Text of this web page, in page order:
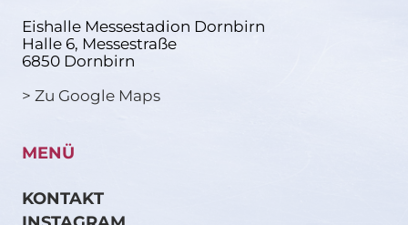
Eishalle Messestadion Dornbirn
Halle 6, Messestraße
6850 Dornbirn
> Zu Google Maps
MENÜ
KONTAKT